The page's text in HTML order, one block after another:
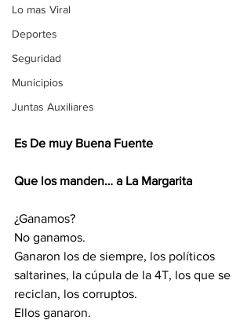
Lo mas Viral
Deportes
Seguridad
Municipios
Juntas Auxiliares
Es De muy Buena Fuente
Que los manden… a La Margarita
¿Ganamos?
No ganamos.
Ganaron los de siempre, los políticos
saltarines, la cúpula de la 4T, los que se
reciclan, los corruptos.
Ellos ganaron.